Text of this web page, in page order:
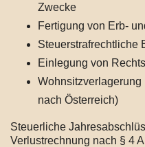
Zwecke
Fertigung von Erb-
Steuerstrafrechtliche
Einlegung von
nach Österreich)
Steuerliche
Verlustrechnung nach § 4